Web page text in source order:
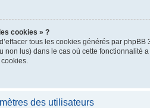
cookies » ?
tous les cookies générés par
non lus) dans le cas où cette
des utilisateurs